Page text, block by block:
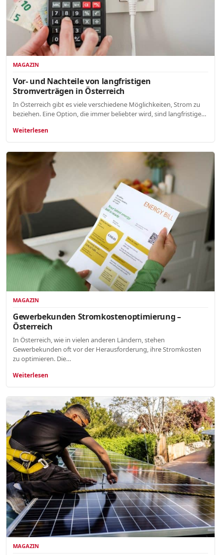
MAGAZIN
Vor- und Nachteile von langfristigen
Stromverträgen in Österreich
In Österreich gibt es viele verschiedene Möglichkeiten, Strom zu
beziehen. Eine Option, die immer beliebter wird, sind langfristige…
Weiterlesen
MAGAZIN
Gewerbekunden Stromkostenoptimierung –
Österreich
In Österreich, wie in vielen anderen Ländern, stehen
Gewerbekunden oft vor der Herausforderung, ihre Stromkosten
zu optimieren. Die…
Weiterlesen
MAGAZIN